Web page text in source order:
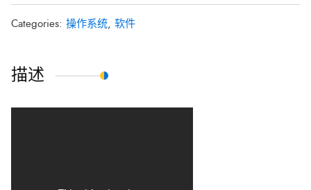
Categories: 操作系统 软件
描述